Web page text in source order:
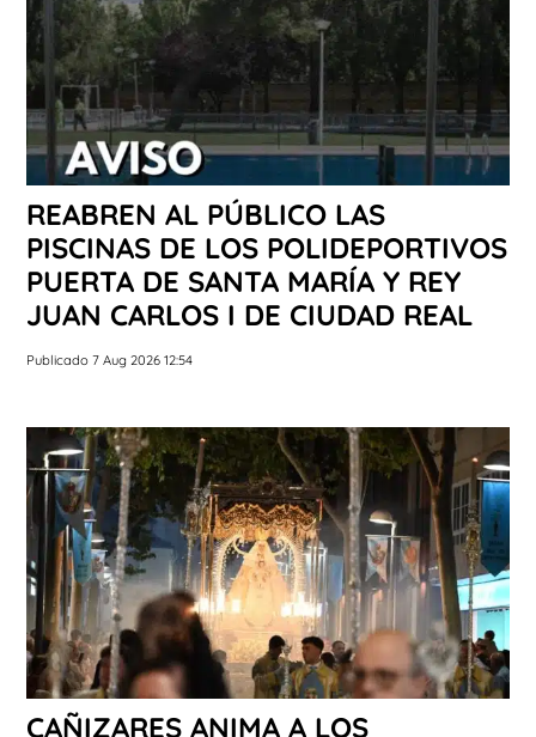
REABREN AL PÚBLICO LAS
PISCINAS DE LOS POLIDEPORTIVOS
PUERTA DE SANTA MARÍA Y REY
JUAN CARLOS I DE CIUDAD REAL
Publicado 7 Aug 2026 12:54
CAÑIZARES ANIMA A LOS